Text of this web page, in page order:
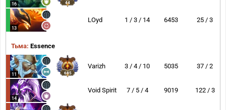
16 44
13
LOyd 1 / 3 / 14 6453 25 / 3
Тьма: Essence
11 685
Varizh 3 / 4 / 10 5035 37 / 2
14
Void Spirit 7 / 5 / 4 9019 122 / 3